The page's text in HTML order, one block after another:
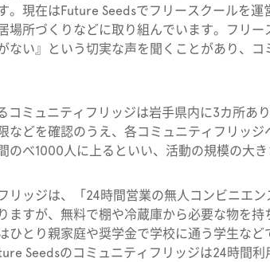
。現在はFuture Seedsでフリースクールを運
場所づくりなどに取り組んでいます。フリー
ない』という切実な声を聞くことがあり、コ
コミュニティフリッジは岩手県内に3カ所あ
などを確認のうえ、各コミュニティフリッジ
のべ1000人に上るといい、活動の規模の大き
リッジは、「24時間営業の無人コンビニエン
ますが、無料で棚や冷蔵庫から必要な物を持
ひとり親家庭や奨学金で学校に通う学生な
Seedsのコミュニティフリッジは24時間